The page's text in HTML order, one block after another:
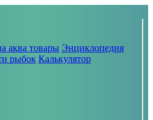
аква товары Энциклопедия
рыбок Калькулятор